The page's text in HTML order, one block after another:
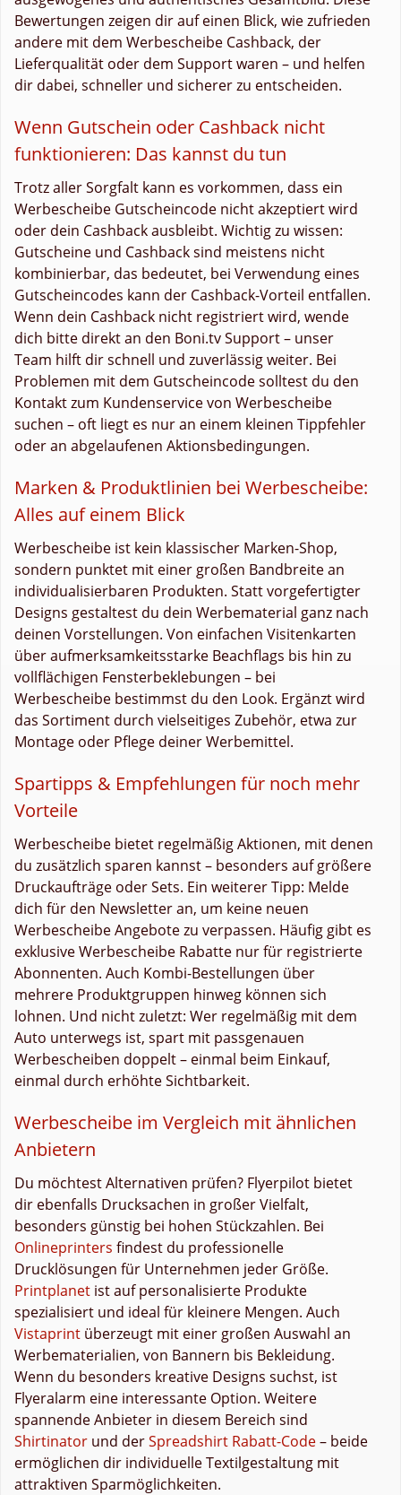
Bewertungen zeigen dir auf einen Blick, wie zufrieden
andere mit dem Werbescheibe Cashback, der
Lieferqualität oder dem Support waren – und helfen
dir dabei, schneller und sicherer zu entscheiden.
Wenn Gutschein oder Cashback nicht
funktionieren: Das kannst du tun
Trotz aller Sorgfalt kann es vorkommen, dass ein
Werbescheibe Gutscheincode nicht akzeptiert wird
oder dein Cashback ausbleibt. Wichtig zu wissen:
Gutscheine und Cashback sind meistens nicht
kombinierbar, das bedeutet, bei Verwendung eines
Gutscheincodes kann der Cashback-Vorteil entfallen.
Wenn dein Cashback nicht registriert wird, wende
dich bitte direkt an den Boni.tv Support – unser
Team hilft dir schnell und zuverlässig weiter. Bei
Problemen mit dem Gutscheincode solltest du den
Kontakt zum Kundenservice von Werbescheibe
suchen – oft liegt es nur an einem kleinen Tippfehler
oder an abgelaufenen Aktionsbedingungen.
Marken & Produktlinien bei Werbescheibe:
Alles auf einem Blick
Werbescheibe ist kein klassischer Marken-Shop,
sondern punktet mit einer großen Bandbreite an
individualisierbaren Produkten. Statt vorgefertigter
Designs gestaltest du dein Werbematerial ganz nach
deinen Vorstellungen. Von einfachen Visitenkarten
über aufmerksamkeitsstarke Beachflags bis hin zu
vollflächigen Fensterbeklebungen – bei
Werbescheibe bestimmst du den Look. Ergänzt wird
das Sortiment durch vielseitiges Zubehör, etwa zur
Montage oder Pflege deiner Werbemittel.
Spartipps & Empfehlungen für noch mehr
Vorteile
Werbescheibe bietet regelmäßig Aktionen, mit denen
du zusätzlich sparen kannst – besonders auf größere
Druckaufträge oder Sets. Ein weiterer Tipp: Melde
dich für den Newsletter an, um keine neuen
Werbescheibe Angebote zu verpassen. Häufig gibt es
exklusive Werbescheibe Rabatte nur für registrierte
Abonnenten. Auch Kombi-Bestellungen über
mehrere Produktgruppen hinweg können sich
lohnen. Und nicht zuletzt: Wer regelmäßig mit dem
Auto unterwegs ist, spart mit passgenauen
Werbescheiben doppelt – einmal beim Einkauf,
einmal durch erhöhte Sichtbarkeit.
Werbescheibe im Vergleich mit ähnlichen
Anbietern
Du möchtest Alternativen prüfen? Flyerpilot bietet
dir ebenfalls Drucksachen in großer Vielfalt,
besonders günstig bei hohen Stückzahlen. Bei
Onlineprinters findest du professionelle
Drucklösungen für Unternehmen jeder Größe.
Printplanet ist auf personalisierte Produkte
spezialisiert und ideal für kleinere Mengen. Auch
Vistaprint überzeugt mit einer großen Auswahl an
Werbematerialien, von Bannern bis Bekleidung.
Wenn du besonders kreative Designs suchst, ist
Flyeralarm eine interessante Option. Weitere
spannende Anbieter in diesem Bereich sind
Shirtinator und derSpreadshirt Rabatt-Code– beide
ermöglichen dir individuelle Textilgestaltung mit
attraktiven Sparmöglichkeiten.